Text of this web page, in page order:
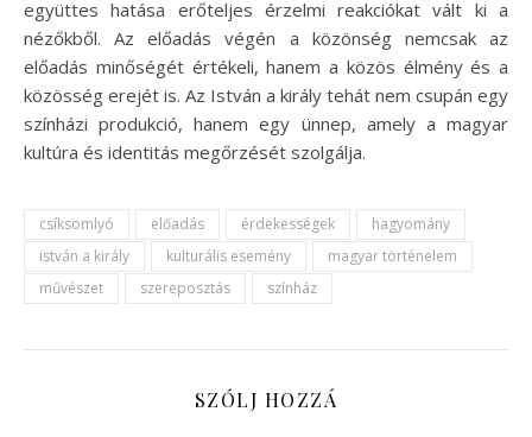
együttes hatása erőteljes érzelmi reakciókat vált ki a
nézőkből. Az előadás végén a közönség nemcsak az
előadás minőségét értékeli, hanem a közös élmény és a
közösség erejét is. Az István a király tehát nem csupán egy
színházi produkció, hanem egy ünnep, amely a magyar
kultúra és identitás megőrzését szolgálja.
csíksomlyó előadás érdekességek
hagyomány
istván a király
kulturális esemény
magyar történelem
művészet
szereposztás színház
SZÓLJ HOZZÁ